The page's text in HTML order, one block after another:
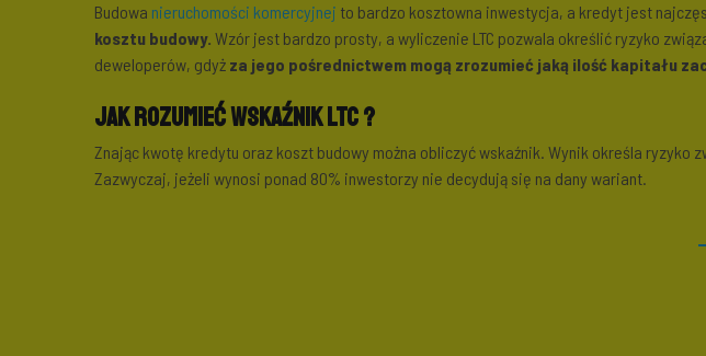
Budowa nieruchomości komercyjnej to bardzo kosztowna inwestycja, a kredyt jest
kosztu budowy. Wzór jest bardzo prosty, a wyliczenie LTC pozwala określić ryzyko
deweloperów, gdyż za jego pośrednictwem mogą zrozumieć jaką ilość kapitału
Jak rozumieć wskaźnik LTC ?
Znając kwotę kredytu oraz koszt budowy można obliczyć wskaźnik. Wynik określa ryzyko
Zazwyczaj, jeżeli wynosi ponad 80% inwestorzy nie decydują się na dany wariant.